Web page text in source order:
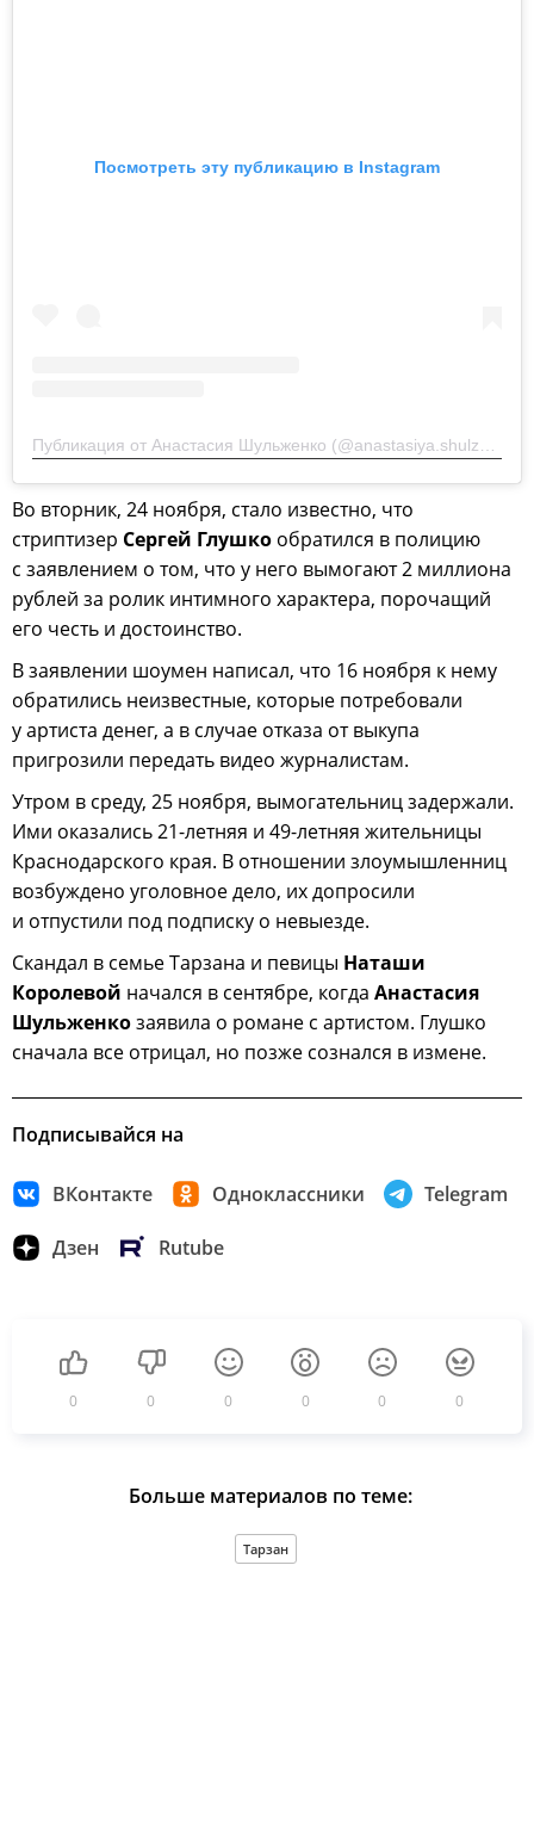
Посмотреть эту публикацию в Instagram
Публикация от Анастасия Шульженко (@anastasiya.shulzhenko)
Во вторник, 24 ноября, стало известно, что
стриптизер Сергей Глушко обратился в полицию
с заявлением о том, что у него вымогают 2 миллиона
рублей за ролик интимного характера, порочащий
его честь и достоинство.
В заявлении шоумен написал, что 16 ноября к нему
обратились неизвестные, которые потребовали
у артиста денег, а в случае отказа от выкупа
пригрозили передать видео журналистам.
Утром в среду, 25 ноября, вымогательниц задержали.
Ими оказались 21-летняя и 49-летняя жительницы
Краснодарского края. В отношении злоумышленниц
возбуждено уголовное дело, их допросили
и отпустили под подписку о невыезде.
Скандал в семье Тарзана и певицы Наташи
Королевой начался в сентябре, когда Анастасия
Шульженкозаявила о романе с артистом. Глушко
сначала все отрицал, но позже сознался в измене.
Подписывайся на
ВКонтакте Одноклассники Telegram
Дзен Rutube
0 0 0 0 0 0
Больше материалов по теме:
Тарзан